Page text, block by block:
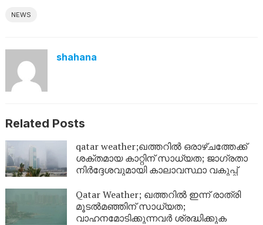
NEWS
shahana
Related Posts
qatar weather;ഖത്തറിൽ ഒരാഴ്ചത്തേക്ക്
ശക്തമായ കാറ്റിന് സാധ്യത; ജാഗ്രതാ
നിർദ്ദേശവുമായി കാലാവസ്ഥാ വകുപ്പ്
Qatar Weather; ഖത്തറിൽ ഇന്ന് രാത്രി
മൂടൽമഞ്ഞിന് സാധ്യത;
വാഹനമോടിക്കുന്നവർ ശ്രദ്ധിക്കുക